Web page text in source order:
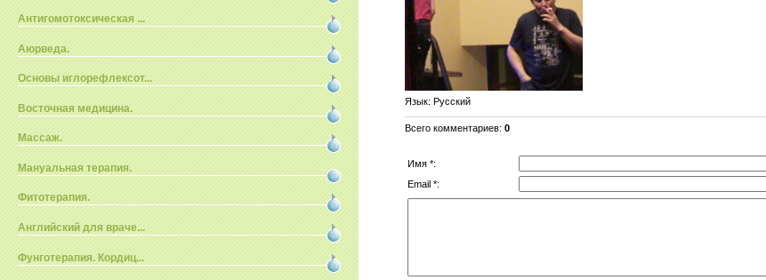
Антигомотоксическая ...
Аюрведа.
Основы иглорефлексот...
Восточная медицина.
Массаж.
Мануальная терапия.
Фитотерапия.
Английский для враче...
Фунготерапия. Кордиц...
Язык: Русский
Всего комментариев:0
Имя *:
Email *: